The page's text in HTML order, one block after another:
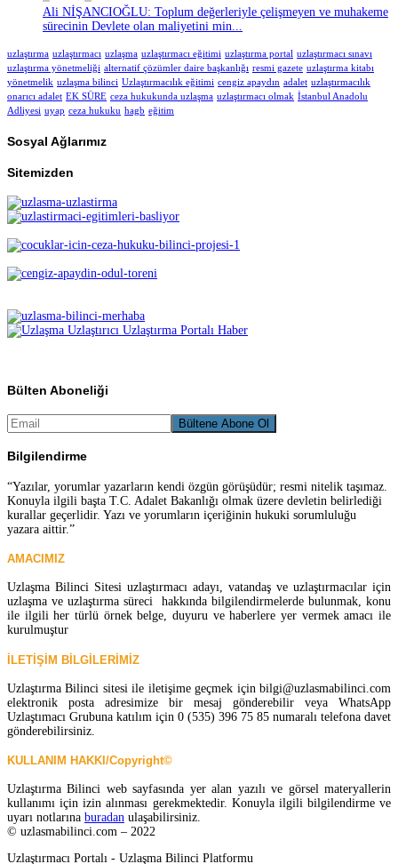
Ali NİŞANCIOĞLU: Toplum değerleriyle çelişmeyen ve muhakeme
sürecinin Devlete olan maliyetini min...
uzlaştırma uzlaştırmacı uzlaşma uzlaştırmacı eğitimi uzlaştırma portal uzlaştırmacı sınavı
uzlaştırma yönetmeliği alternatif çözümler daire başkanlığı resmi gazete uzlaştırma kitabı
yönetmelik uzlaşma bilinci Uzlaştırmacılık eğitimi cengiz apaydın adalet uzlaştırmacılık
onarıcı adalet EK SÜRE ceza hukukunda uzlaşma uzlaştırmacı olmak İstanbul Anadolu
Adliyesi uyap ceza hukuku hagb eğitim
Sosyal Ağlarımız
Sitemizden
Bülten Aboneliği
Bilgilendirme
“Yazılar, yorumlar yazarların kendi özgün görüşüdür; resmi nitelik taşımaz.
Konuyla ilgili başta T.C. Adalet Bakanlığı olmak üzere devletin belirlediği
kurallar geçerlidir. Yazı ve yorumların içeriğinin hukuki sorumluluğu
yazara aittir.”
AMACIMIZ
Uzlaşma Bilinci Sitesi uzlaştırmacı adayı, vatandaş ve uzlaştırmacılar için
uzlaşma ve uzlaştırma süreci hakkında bilgilendirmelerde bulunmak, konu
ile ilgili her türlü örnek belge, duyuru ve haberlere yer vermek amacı ile
kurulmuştur
İLETİŞİM BİLGİLERİMİZ
Uzlaştırma Bilinci sitesi ile iletişime geçmek için bilgi@uzlasmabilinci.com
elektronik posta adresimize bir mesaj gönderebilir veya WhatsApp
Uzlaştımacı Grubuna katılım için 0 (535) 396 75 85 numaralı telefona davet
gönderebilirsiniz.
KULLANIM HAKKI/Copyright©
Uzlaştırma Bilinci web sayfasında yer alan yazılı ve görsel materyallerin
kullanımı için izin alınması gerekmektedir. Konuyla ilgili bilgilendirme ve
uyarı notlarına buradan ulaşabilirsiniz.
© uzlasmabilinci.com – 2022
Uzlaştırmacı Portalı - Uzlaşma Bilinci Platformu